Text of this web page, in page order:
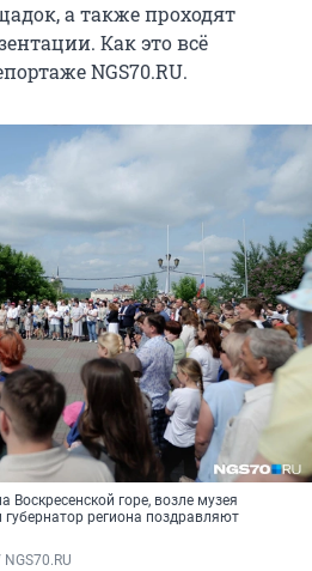
а также проходят
Как это всё
NGS70.RU.
Воскресенской горе, возле музея
региона поздравляют